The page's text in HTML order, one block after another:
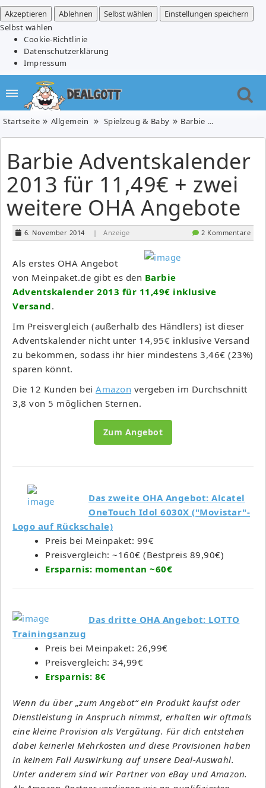
Akzeptieren
Ablehnen Selbst wählen
Einstellungen speichern
Selbst wählen
Cookie-Richtlinie
Datenschutzerklärung
Impressum
Startseite Allgemein Spielzeug & Baby Barbie Adventskalender 2013 für 11,49€ + zwei weitere OHA Angebote
Barbie Adventskalender
2013 für 11,49€ + zwei
weitere OHA Angebote
6. November 2014 | Anzeige 2 Kommentare
Als erstes OHA Angebot
von Meinpaket.de gibt es den Barbie
Adventskalender 2013 für 11,49€ inklusive
Versand.
Im Preisvergleich (außerhalb des Händlers) ist dieser
Adventskalender nicht unter 14,95€ inklusive Versand
zu bekommen, sodass ihr hier mindestens 3,46€ (23%)
sparen könnt.
Die 12 Kunden bei Amazon vergeben im Durchschnitt
3,8 von 5 möglichen Sternen.
Zum Angebot
Das zweite OHA Angebot: Alcatel
OneTouch Idol 6030X ("Movistar"-
Logo auf Rückschale)
Preis bei Meinpaket: 99€
Preisvergleich: ~160€ (Bestpreis 89,90€)
Ersparnis: momentan ~60€
Das dritte OHA Angebot: LOTTO
Trainingsanzug
Preis bei Meinpaket: 26,99€
Preisvergleich: 34,99€
Ersparnis: 8€
Wenn du über „zum Angebot“ ein Produkt kaufst oder
Dienstleistung in Anspruch nimmst, erhalten wir oftmals
eine kleine Provision als Vergütung. Für dich entstehen
dabei keinerlei Mehrkosten und diese Provisionen haben
in keinem Fall Auswirkung auf unsere Deal-Auswahl.
Unter anderem sind wir Partner von eBay und Amazon.